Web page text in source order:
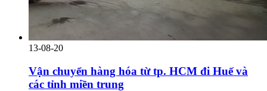
13-08-20
Vận chuyển hàng hóa từ tp. HCM đi Huế và
các tỉnh miền trung